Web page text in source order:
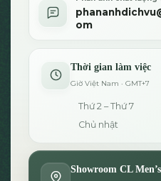
om
Thời gian làm việc
Giờ Việt Nam · GMT+7
Thứ 2 – Thứ 7
Chủ nhật
Showroom CL